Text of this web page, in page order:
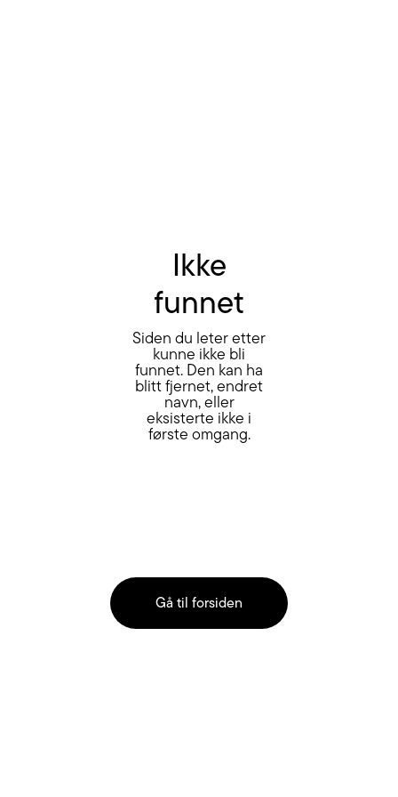
Ikke
funnet
Siden du leter etter
kunne ikke bli
funnet. Den kan ha
blitt fjernet, endret
navn, eller
eksisterte ikke i
første omgang.
Gå til forsiden